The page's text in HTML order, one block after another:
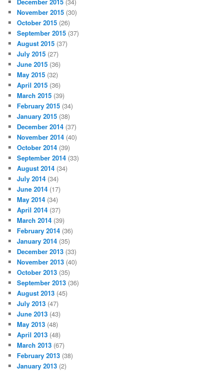
November 2015 (30)
October 2015 (26)
September 2015 (37)
August 2015 (37)
July 2015 (27)
June 2015 (36)
May 2015 (32)
April 2015 (36)
March 2015 (39)
February 2015 (34)
January 2015 (38)
December 2014 (37)
November 2014 (40)
October 2014 (39)
September 2014 (33)
August 2014 (34)
July 2014 (34)
June 2014 (17)
May 2014 (34)
April 2014 (37)
March 2014 (39)
February 2014 (36)
January 2014 (35)
December 2013 (33)
November 2013 (40)
October 2013 (35)
September 2013 (36)
August 2013 (45)
July 2013 (47)
June 2013 (43)
May 2013 (48)
April 2013 (48)
March 2013 (67)
February 2013 (38)
January 2013 (2)